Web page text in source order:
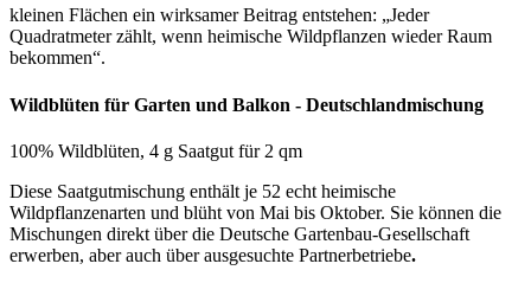
kleinen Flächen ein wirksamer Beitrag entstehen: „Jeder
Quadratmeter zählt, wenn heimische Wildpflanzen wieder Raum
bekommen“.
Wildblüten für Garten und Balkon - Deutschlandmischung
100% Wildblüten, 4 g Saatgut für 2 qm
Diese Saatgutmischung enthält je 52 echt heimische
Wildpflanzenarten und blüht von Mai bis Oktober. Sie können die
Mischungen direkt über die Deutsche Gartenbau-Gesellschaft
erwerben, aber auch über ausgesuchte Partnerbetriebe.